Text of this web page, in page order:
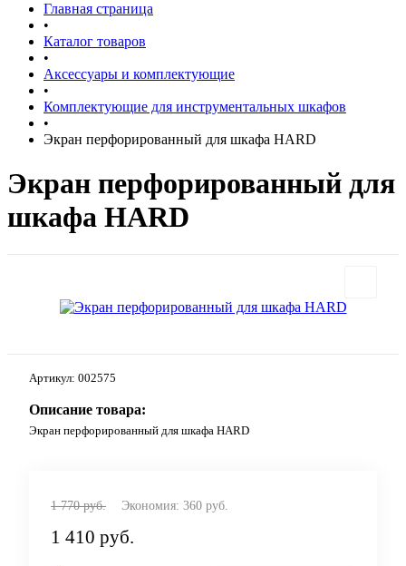
Главная страница
•
Каталог товаров
•
Аксессуары и комплектующие
•
Комплектующие для инструментальных шкафов
•
Экран перфорированный для шкафа HARD
Экран перфорированный для
шкафа HARD
Артикул: 002575
Описание товара:
Экран перфорированный для шкафа HARD
1 770 руб. Экономия: 360 руб.
1 410 руб.